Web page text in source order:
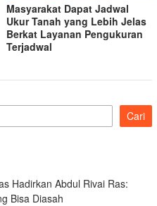
Masyarakat Dapat Jadwal
Ukur Tanah yang Lebih Jelas
Berkat Layanan Pengukuran
Terjadwal
Cari
Hadirkan Abdul Rivai Ras:
Bisa Diasah